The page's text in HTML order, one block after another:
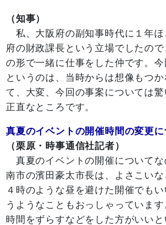
（知事）
私、大阪府の副知事時代に１年ほ
府の財政課長という立場でしたの
の形で一緒に仕事をした仲です。
というのは、当時からは想像もつ
て、大変、今回の事案については
正直なところです。
真夏のイベントの開催時間の変更に
（栗原・時事通信社記者）
真夏のイベントの開催についてな
南市の濱田豪太市長は、よさこい
４時のような昼を避けた開催でも
うようなこともおっしゃっていま
時間をずらすなどをした方がいい